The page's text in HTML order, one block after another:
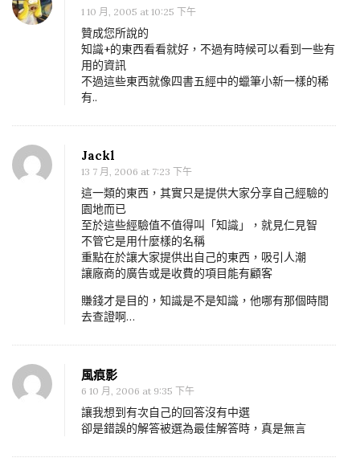
1 10 月, 2005 at 10:25 下午
贊成您所說的
知識+的東西看看就好，不過有時候可以看到一些有
用的資訊
不過這些東西就像四書五經中的蠟筆小新一樣的稀
有..
Jackl
13 7 月, 2006 at 7:23 下午
這一類的東西，其實只是提供大家分享自己經驗的
園地而已
至於這些經驗值不值得叫「知識」，就見仁見智
不管它是用什麼樣的名稱
重點在於讓大家提供出自己的東西，吸引人潮
讓廠商的廣告或是收費的項目能有顧客
賺錢才是目的，知識是不是知識，他哪有那個時間
去查證啊…
風痕影
6 10 月, 2006 at 9:35 下午
讓我想到有次自己的回答沒有中選
卻是錯誤的解答被選為最佳解答時，真是無言